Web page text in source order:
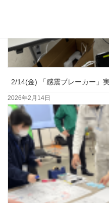
2/14(金) 「感震ブレーカー」
2026年2月14日